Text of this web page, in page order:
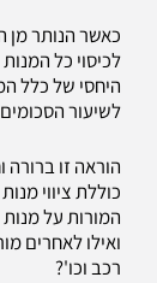
כאשר הנותר מן
היחסי של כלל
לשיעור
הוראה זו
כוללת ציווי
המורות על
ואילו לאחרים
רכב וכו'?